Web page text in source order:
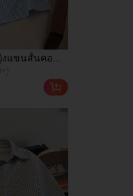
งแขนสั้นคอ
ทาง